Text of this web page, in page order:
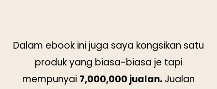
Dalam ebook ini juga saya kongsikan satu
produk yang biasa-biasa je tapi
mempunyai 7,000,000 jualan. Jualan